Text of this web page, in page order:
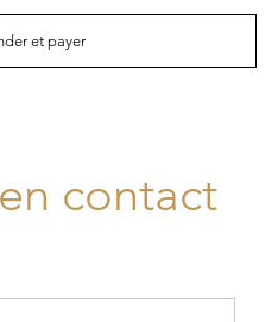
et payer
contact